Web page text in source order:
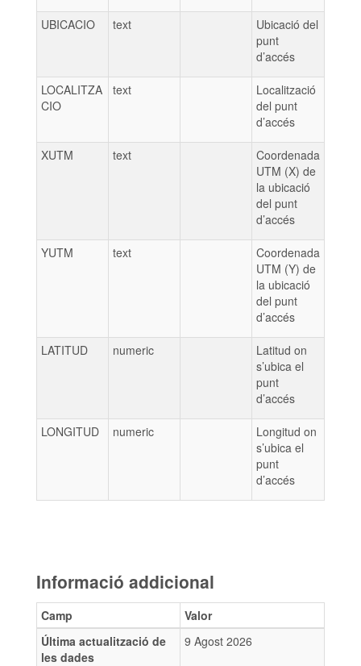
UBICACIO text
Ubicació del
punt
d’accés
LOCALITZA
CIO
text
Localització
del punt
d’accés
XUTM text
Coordenada
UTM (X) de
la ubicació
del punt
d’accés
YUTM text
Coordenada
UTM (Y) de
la ubicació
del punt
d’accés
LATITUD numeric
Latitud on
s’ubica el
punt
d’accés
LONGITUD numeric
Longitud on
s’ubica el
punt
d’accés
Informació addicional
Camp
Valor
Última actualització de
les dades
9 Agost 2026